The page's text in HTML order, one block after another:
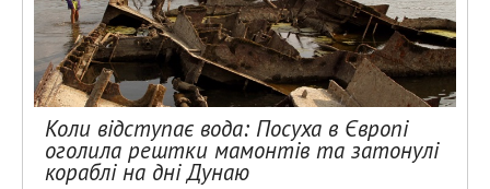
Коли відступає вода: Посуха в Європі
оголила рештки мамонтів та затонулі
кораблі на дні Дунаю